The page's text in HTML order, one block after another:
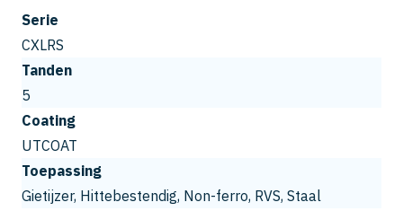
Serie
CXLRS
Tanden
5
Coating
UTCOAT
Toepassing
Gietijzer, Hittebestendig, Non-ferro, RVS, Staal